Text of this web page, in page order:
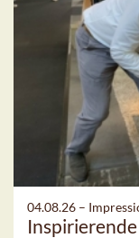
04.08.26 –